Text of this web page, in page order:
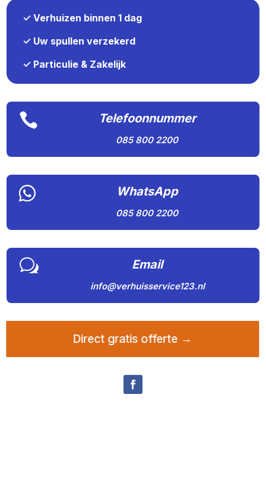
✓ Verhuizen binnen 1 dag
✓ Uw spullen verzekerd
✓ Particulie & Zakelijk
 Telefoonnummer
085 800 2200
 WhatsApp
085 800 2200
w Email
info@verhuisservice123.nl
Direct gratis offerte →